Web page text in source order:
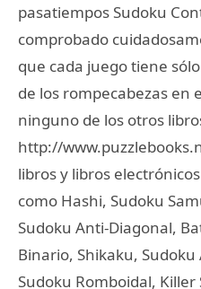
pasatiempos Sudoku
comprobado
que cada juego tiene
de los rompecabezas en
ninguno de los otros
http://
libros y libros
como Hashi, Sudoku
Sudoku Anti-Diagonal,
Binario, Shikaku,
Sudoku Romboidal,